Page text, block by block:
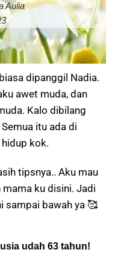
Aulia
dipanggil Nadia.
awet muda, dan
Kalo dibilang
itu ada di
kok.
tipsnya.. Aku mau
ku disini. Jadi
sampai bawah ya 🥰
udah 63 tahun!